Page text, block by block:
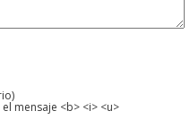
mensaje <b> <i> <u>